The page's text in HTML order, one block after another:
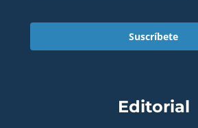
Suscríbete
Editorial